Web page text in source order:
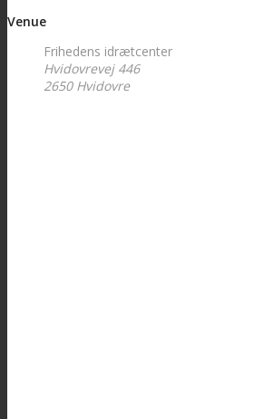
Venue
Frihedens idrætcenter
Hvidovrevej 446
2650 Hvidovre